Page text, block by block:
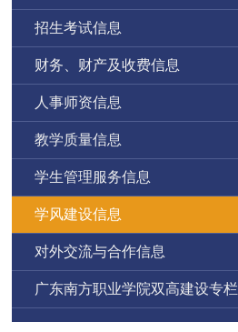
招生考试信息
财务、财产及收费信息
人事师资信息
教学质量信息
学生管理服务信息
学风建设信息
对外交流与合作信息
广东南方职业学院双高建设专栏